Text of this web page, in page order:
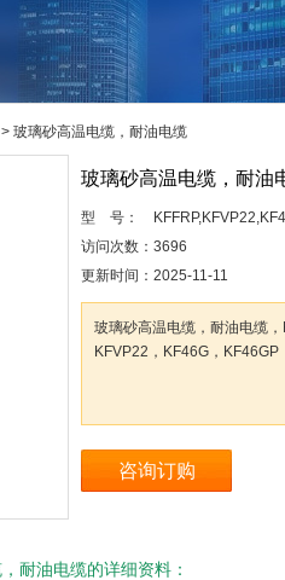
> 玻璃砂高温电缆，耐油电缆
玻璃砂高温电缆，耐油
型 号：
访问次数： 3696
更新时间： 2025-11-11
玻璃砂高温电缆，耐油电缆
KFVP22，KF46G，KF46GP
咨询订购
耐油电缆的详细资料：